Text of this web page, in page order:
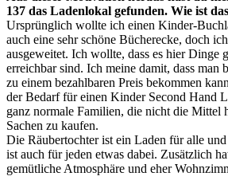
137 das Ladenlokal gefunden. Wie ist
Ursprünglich wollte ich einen Kinder-
auch eine sehr schöne Bücherecke, doch
ausgeweitet. Ich wollte, dass es hier Dinge
erreichbar sind. Ich meine damit, dass man
zu einem bezahlbaren Preis bekommen
der Bedarf für einen Kinder Second Hand
ganz normale Familien, die nicht die Mittel
Sachen zu kaufen.
Die Räubertochter ist ein Laden für alle
ist auch für jeden etwas dabei. Zusätzlich
gemütliche Atmosphäre und eher